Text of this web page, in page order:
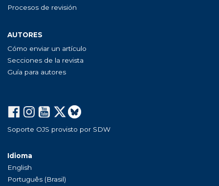
Procesos de revisión
AUTORES
Cómo enviar un artículo
Secciones de la revista
Guía para autores
Soporte OJS provisto por SDW
Idioma
English
Português (Brasil)